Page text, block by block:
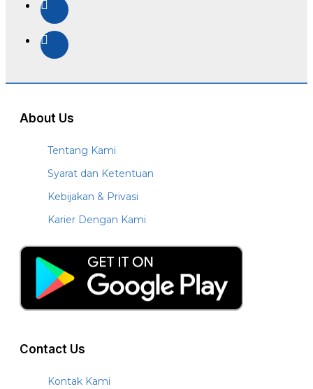
About Us
Tentang Kami
Syarat dan Ketentuan
Kebijakan & Privasi
Karier Dengan Kami
Contact Us
Kontak Kami